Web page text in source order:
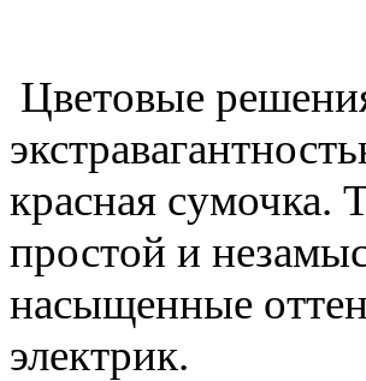
Цветовые
красная сумочка.
простой и
насыщенные
электрик.